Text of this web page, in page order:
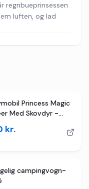
regnbueprinsessen
luften, og lad
Princess Magic
Med Skovdyr -
kr.
campingvogn-